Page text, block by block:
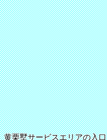
黄栗墅サービスエリアの入口